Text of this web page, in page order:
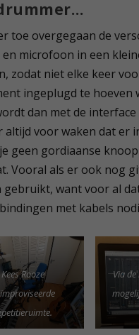
toe overgegaan de
microfoon in een
zodat niet elke keer
ingeplugd te hoeven
dan met de
altijd voor waken dat er
geen gordiaanse
Vooral als er ook nog
gebruikt, want voor al
met kabels
Kees Rooze
Via